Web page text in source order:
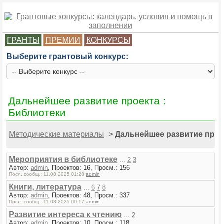
ГРАНТЫ ПРЕМИИ
КОНКУРСЫ
Выберите грантовый конкурс:
Дальнейшее развитие проекта :
Библиотеки
Методические материалы > Дальнейшее развитие
Мероприятия в библиотеке ... 2 3
Автор: admin, Проектов: 16, Просм.: 156
Посл. сообщ.: 11.08.2025 01:28 admin
Книги, литература ... 6 7 8
Автор: admin, Проектов: 48, Просм.: 337
Посл. сообщ.: 11.08.2025 00:17 admin
Развитие интереса к чтению ... 2